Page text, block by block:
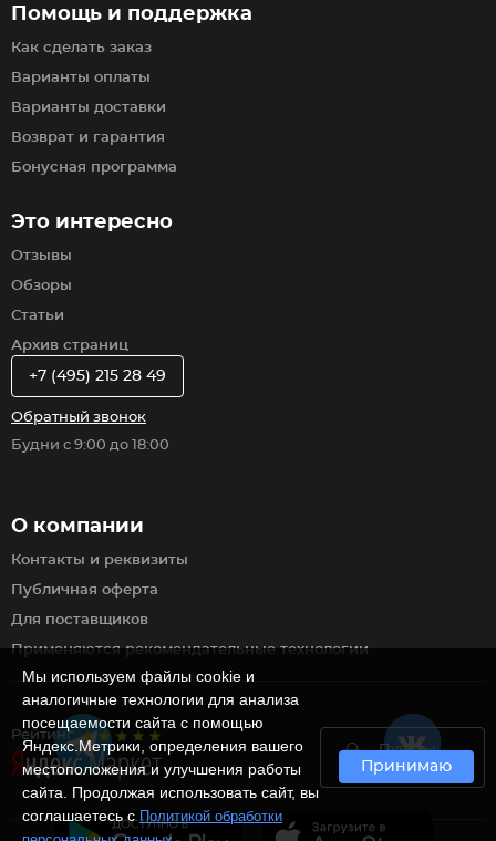
Рейтинг
Пункты
самовывоза
Помощь и поддержка
Как сделать заказ
Варианты оплаты
Варианты доставки
Возврат и гарантия
Бонусная программа
Это интересно
Отзывы
Обзоры
Статьи
Архив страниц
О компании
Контакты и реквизиты
Публичная оферта
Для поставщиков
Применяются рекомендательные технологии
+7 (495) 215 28 49
Обратный звонок
Будни с 9:00 до 18:00
Мы используем файлы cookie и
аналогичные технологии для анализа
посещаемости сайта с помощью
Яндекс.Метрики, определения вашего
местоположения и улучшения работы
сайта. Продолжая использовать сайт, вы
соглашаетесь с Политикой обработки
Принимаю